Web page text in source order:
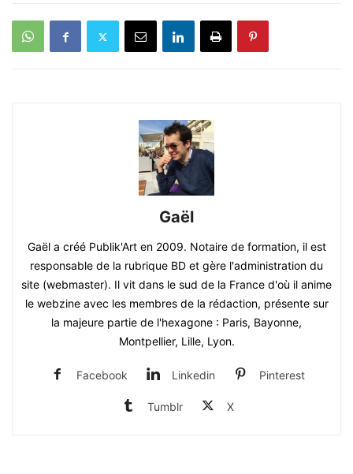
Gaël
Gaël a créé Publik'Art en 2009. Notaire de formation, il est
responsable de la rubrique BD et gère l'administration du
site (webmaster). Il vit dans le sud de la France d'où il anime
le webzine avec les membres de la rédaction, présente sur
la majeure partie de l'hexagone : Paris, Bayonne,
Montpellier, Lille, Lyon.
Facebook Linkedin Pinterest
Tumblr X